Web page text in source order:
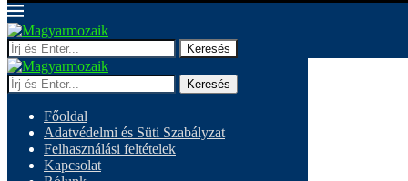
Keresés
Keresés
Főoldal
Adatvédelmi és Süti Szabályzat
Felhasználási feltételek
Kapcsolat